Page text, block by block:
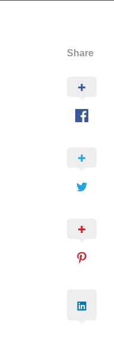
Share